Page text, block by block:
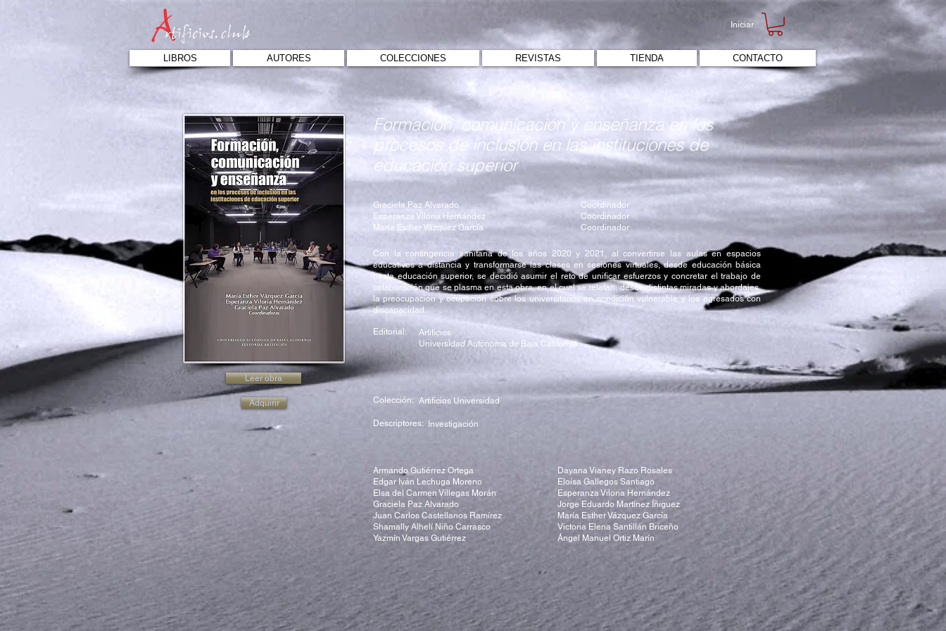
Iniciar
LIBROS AUTORES COLECCIONES REVISTAS TIENDA CONTACTO
Leer obra
Adquirir
Formación, comunicación y enseñanza en los
procesos de inclusión en las instituciones de
educación superior
Graciela Paz Alvarado
Coordinador
Esperanza Viloria Hernández
Coordinador
María Esther Vázquez García
Coordinador
Con la contingencia sanitaria de los años 2020 y 2021, al convertirse las aulas en espacios
educativos a distancia y transformarse las clases en sesiones virtuales, desde educación básica
hasta educación superior, se decidió asumir el reto de unificar esfuerzos y concretar el trabajo de
colaboración que se plasma en esta obra, en el cual se relatan, desde distintas miradas y abordajes,
la preocupación y ocupación sobre los universitarios en condición vulnerable y los egresados con
discapacidad.
Editorial:
Artificios
Universidad Autónoma de Baja California
Colección: Artificios Universidad
Descriptores: Investigación
Armando Gutiérrez Ortega
Edgar Iván Lechuga Moreno
Elsa del Carmen Villegas Morán
Graciela Paz Alvarado
Juan Carlos Castellanos Ramírez
Shamally Alhelí Niño Carrasco
Yazmín Vargas Gutiérrez
Dayana Vianey Razo Rosales
Eloísa Gallegos Santiago
Esperanza Viloria Hernández
Jorge Eduardo Martínez Íñiguez
María Esther Vázquez García
Victoria Elena Santillán Briceño
Ángel Manuel Ortiz Marín